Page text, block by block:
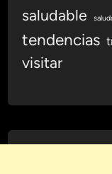
saludable
tendencias
visitar